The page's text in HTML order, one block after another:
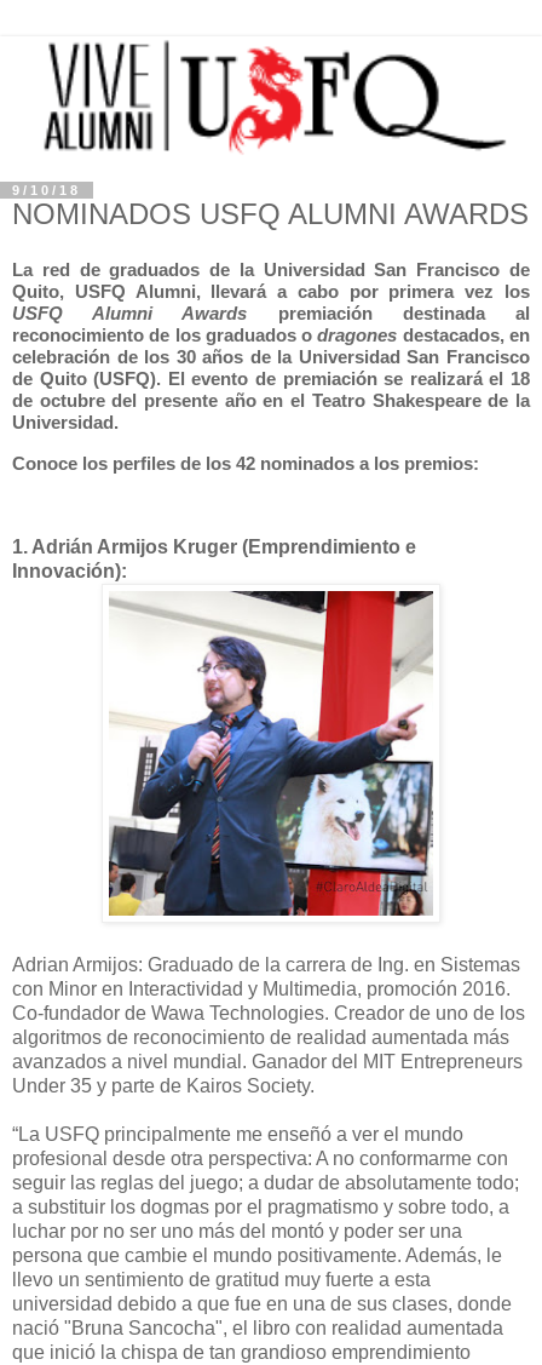
9/10/18
NOMINADOS USFQ ALUMNI AWARDS
La red de graduados de la Universidad San Francisco de
Quito, USFQ Alumni, llevará a cabo por primera vez los
USFQ Alumni Awards premiación destinada al
reconocimiento de los graduados odragones destacados, en
celebración de los 30 años de la Universidad San Francisco
de Quito (USFQ). El evento de premiación se realizará el 18
de octubre del presente año en el Teatro Shakespeare de la
Universidad.
Conoce los perfiles de los 42 nominados a los premios:
1.Adrián Armijos Kruger (Emprendimiento e
Innovación):
Adrian Armijos: Graduado de la carrera de Ing. en Sistemas
con Minor en Interactividad y Multimedia, promoción 2016.
Co-fundador de Wawa Technologies. Creador de uno de los
algoritmos de reconocimiento de realidad aumentada más
avanzados a nivel mundial. Ganador del MIT Entrepreneurs
Under 35 y parte de Kairos Society.
“La USFQ principalmente me enseñó a ver el mundo
profesional desde otra perspectiva: A no conformarme con
seguir las reglas del juego; a dudar de absolutamente todo;
a substituir los dogmas por el pragmatismo y sobre todo, a
luchar por no ser uno más del montó y poder ser una
persona que cambie el mundo positivamente. Además, le
llevo un sentimiento de gratitud muy fuerte a esta
universidad debido a que fue en una de sus clases, donde
nació "Bruna Sancocha", el libro con realidad aumentada
que inició la chispa de tan grandioso emprendimiento